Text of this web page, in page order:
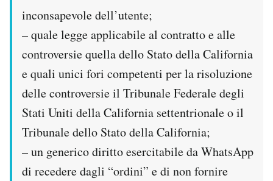
inconsapevole dell’utente;
– quale legge applicabile al contratto e alle
controversie quella dello Stato della California
e quali unici fori competenti per la risoluzione
delle controversie il Tribunale Federale degli
Stati Uniti della California settentrionale o il
Tribunale dello Stato della California;
– un generico diritto esercitabile da WhatsApp
di recedere dagli “ordini” e di non fornire